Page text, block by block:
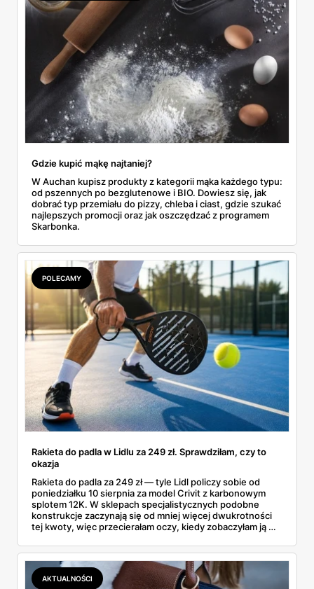
Gdzie kupić mąkę najtaniej?
W Auchan kupisz produkty z kategorii mąka każdego typu:
od pszennych po bezglutenowe i BIO. Dowiesz się, jak
dobrać typ przemiału do pizzy, chleba i ciast, gdzie szukać
najlepszych promocji oraz jak oszczędzać z programem
Skarbonka.
POLECAMY
Rakieta do padla w Lidlu za 249 zł. Sprawdziłam, czy to
okazja
Rakieta do padla za 249 zł — tyle Lidl policzy sobie od
poniedziałku 10 sierpnia za model Crivit z karbonowym
splotem 12K. W sklepach specjalistycznych podobne
konstrukcje zaczynają się od mniej więcej dwukrotności
tej kwoty, więc przecierałam oczy, kiedy zobaczyłam ją w
najszybciej rosnący sport w Polsce: kortów przybywa
lawinowo, a chętnych jeszcze szybciej. Sprawdziłam, co
dokładnie dostajemy za te pieniądze i komu taka rakieta
faktycznie wystarczy.
AKTUALNOŚCI